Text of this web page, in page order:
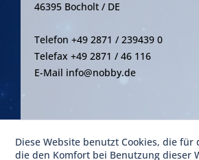
46395 Bocholt / DE
Telefon +49 2871 / 239439 0
Telefax +49 2871 / 46 116
E-Mail info@nobby.de
Diese Website benutzt Cookies, die
die den Komfort bei Benutzung dieser